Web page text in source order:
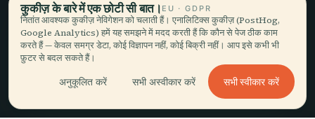
कुकी सेटिंग्स
खाता हटाएँ
© 2026 Audiala · मोर्ज, स्विट्ज़रलैंड में बना, सफ़र पर और बादलों में
EN · FR · DE · ES · IT · PT · JA · ZH · HI · RU · CS · AR
कुकीज़ के बारे में एक छोटी सी बात। EU · GDPR
नितांत आवश्यक कुकीज़ नेविगेशन को चलाती हैं। एनालिटिक्स कुकीज़ (PostHog,
Google Analytics) हमें यह समझने में मदद करती हैं कि कौन से पेज ठीक काम
करते हैं — केवल समग्र डेटा, कोई विज्ञापन नहीं, कोई बिक्री नहीं। आप इसे कभी भी
फ़ुटर से बदल सकते हैं।
अनुकूलित करें सभी अस्वीकार करें सभी स्वीकार करें